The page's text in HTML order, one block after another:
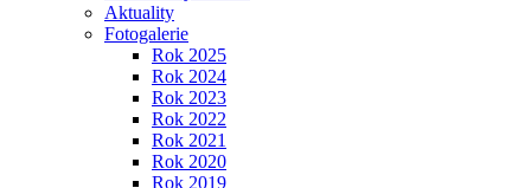
Aktuality
Fotogalerie
Rok 2025
Rok 2024
Rok 2023
Rok 2022
Rok 2021
Rok 2020
Rok 2019